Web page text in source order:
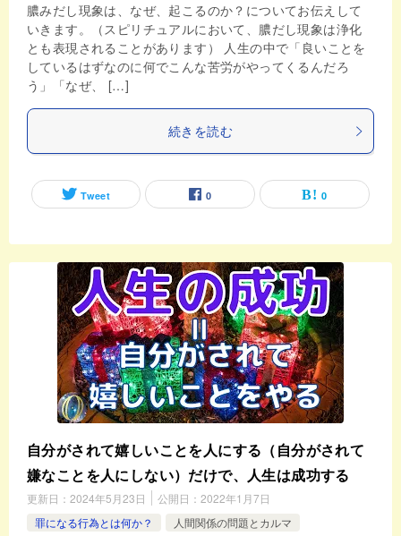
膿みだし現象は、なぜ、起こるのか？についてお伝えして
いきます。（スピリチュアルにおいて、膿だし現象は浄化
とも表現されることがあります） 人生の中で「良いことを
しているはずなのに何でこんな苦労がやってくるんだろ
う」「なぜ、 […]
続きを読む
Tweet 0 0
自分がされて嬉しいことを人にする（自分がされて
嫌なことを人にしない）だけで、人生は成功する
更新日： 2024年5月23日 公開日： 2022年1月7日
罪になる行為とは何か？
人間関係の問題とカルマ